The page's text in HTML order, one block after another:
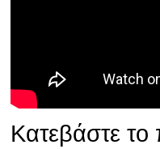
Κατεβάστε